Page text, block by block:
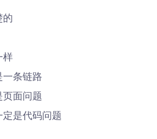
的
样
一条链路
面问题
是代码问题